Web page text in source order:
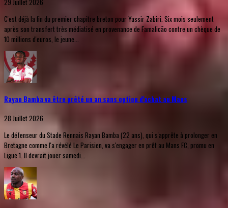
29 Juillet 2026
C'est déjà la fin du premier chapitre breton pour Yassir Zabiri. Six mois seulement
après son transfert très médiatisé en provenance de Famalicão contre un chèque de
10 millions d'euros, le jeune...
Rayan Bamba va être prêté un an sans option d'achat au Mans
28 Juillet 2026
Le défenseur du Stade Rennais Rayan Bamba (22 ans), qui s'apprête à prolonger en
Bretagne comme l'a révélé Le Parisien, va s'engager en prêt au Mans FC, promu en
Ligue 1. Il devrait jouer samedi...